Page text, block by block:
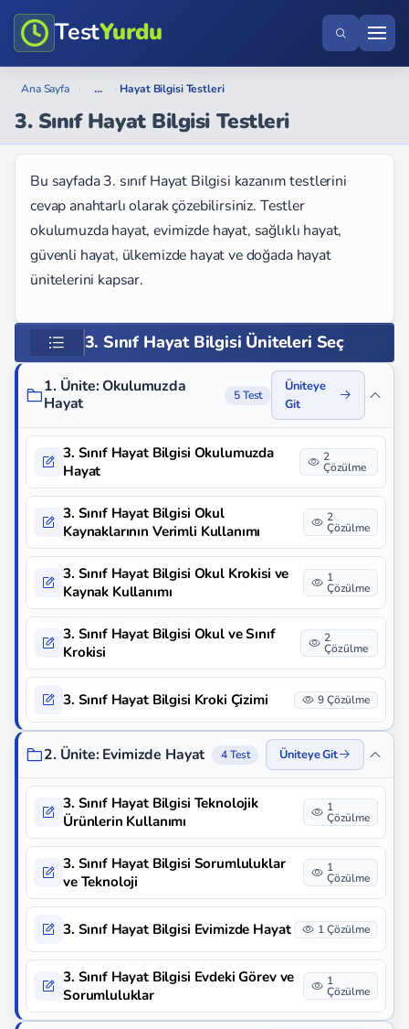
TestYurdu
Ana Sayfa › ... › Hayat Bilgisi Testleri
3. Sınıf Hayat Bilgisi Testleri
Bu sayfada 3. sınıf Hayat Bilgisi kazanım testlerini
cevap anahtarlı olarak çözebilirsiniz. Testler
okulumuzda hayat, evimizde hayat, sağlıklı hayat,
güvenli hayat, ülkemizde hayat ve doğada hayat
ünitelerini kapsar.
3. Sınıf Hayat Bilgisi Üniteleri Seç
1. Ünite: Okulumuzda
Hayat
5 Test
Üniteye
Git
3. Sınıf Hayat Bilgisi Okulumuzda
Hayat
2
Çözülme
3. Sınıf Hayat Bilgisi Okul
Kaynaklarının Verimli Kullanımı
2
Çözülme
3. Sınıf Hayat Bilgisi Okul Krokisi ve
Kaynak Kullanımı
1
Çözülme
3. Sınıf Hayat Bilgisi Okul ve Sınıf
Krokisi
2
Çözülme
3. Sınıf Hayat Bilgisi Kroki Çizimi 9 Çözülme
2. Ünite: Evimizde Hayat 4 Test Üniteye Git
3. Sınıf Hayat Bilgisi Teknolojik
Ürünlerin Kullanımı
1
Çözülme
3. Sınıf Hayat Bilgisi Sorumluluklar
ve Teknoloji
1
Çözülme
3. Sınıf Hayat Bilgisi Evimizde Hayat 1 Çözülme
3. Sınıf Hayat Bilgisi Evdeki Görev ve
Sorumluluklar
1
Çözülme